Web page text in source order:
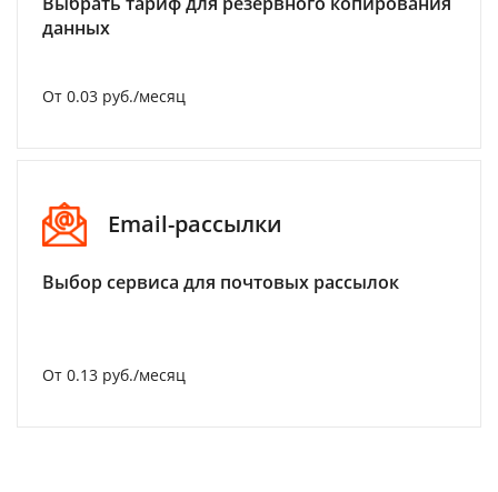
данных
От 0.03 руб./месяц
Email-рассылки
Выбор сервиса для почтовых рассылок
От 0.13 руб./месяц